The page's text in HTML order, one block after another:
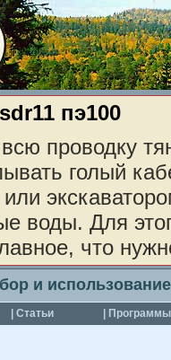
пэ100
проводку
голый
воды. Для
что
и
| Статьи | Программы